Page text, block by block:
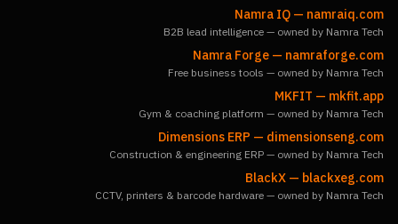
Namra IQ— namraiq.com
B2B lead intelligence — owned by Namra Tech
Namra Forge— namraforge.com
Free business tools — owned by Namra Tech
MKFIT — mkfit.app
Gym & coaching platform — owned by Namra Tech
Dimensions ERP — dimensionseng.com
Construction & engineering ERP — owned by Namra Tech
BlackX— blackxeg.com
CCTV, printers & barcode hardware — owned by Namra Tech